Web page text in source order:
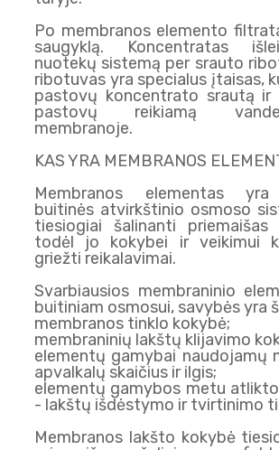
Po membranos elemento
saugyklą. Koncentratas
nuotekų sistemą per srauto
ribotuvas yra specialus įtaisas,
pastovų koncentrato srautą ir
pastovų reikiamą
membranoje.
KAS YRA MEMBRANOS
Membranos elementas yra
buitinės atvirkštinio osmoso
tiesiogiai šalinanti priemaišas
todėl jo kokybei ir veikimui
griežti reikalavimai.
Svarbiausios membraninio
buitiniam osmosui, savybės yra
membranos tinklo kokybė;
membraninių lakštų klijavimo
elementų gamybai naudojamų
apvalkalų skaičius ir ilgis;
elementų gamybos metu
- lakštų išdėstymo ir tvirtinimo
Membranos lakšto kokybė